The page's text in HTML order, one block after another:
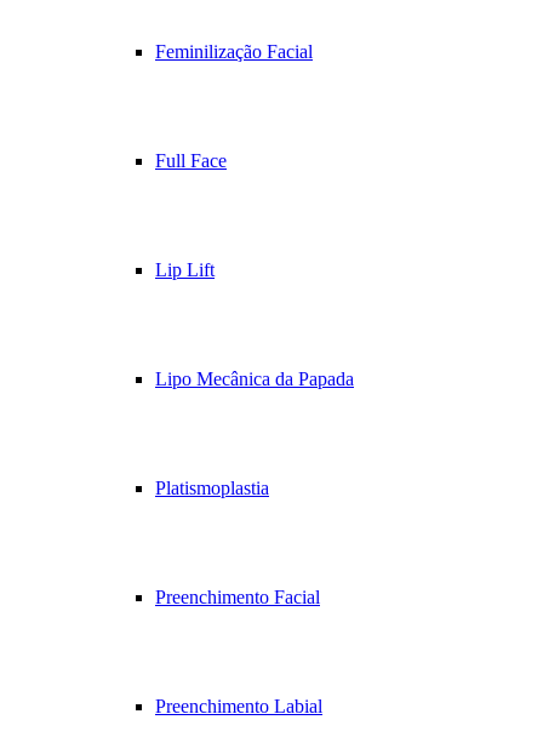
Feminilização Facial
Full Face
Lip Lift
Lipo Mecânica da Papada
Platismoplastia
Preenchimento Facial
Preenchimento Labial